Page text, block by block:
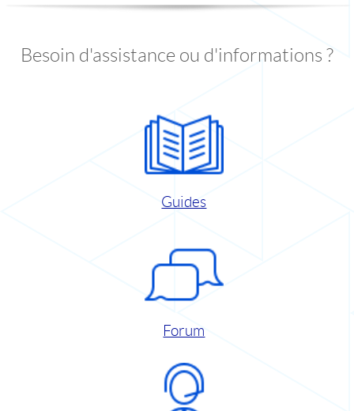
Besoin d'assistance ou d'informations ?
Guides
Forum